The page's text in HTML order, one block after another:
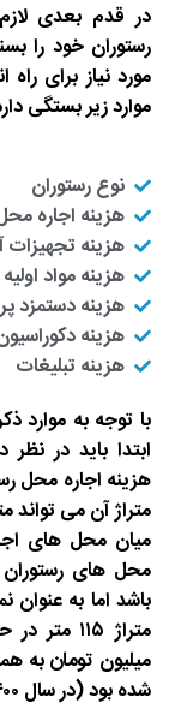
در قدم بعدی
رستوران خود را
مورد نیاز برای
موارد زیر بستگی
نوع رستوران
هزینه اجاره
هزینه تجهیزات
هزینه مواد اولیه
هزینه دستمزد
هزینه
هزینه تبلیغات
با توجه به موارد
ابتدا باید در
هزینه اجاره محل
متراژ آن می تواند
میان محل های
محل های
باشد اما به
شده بود (در سال ۱۴۰۰).